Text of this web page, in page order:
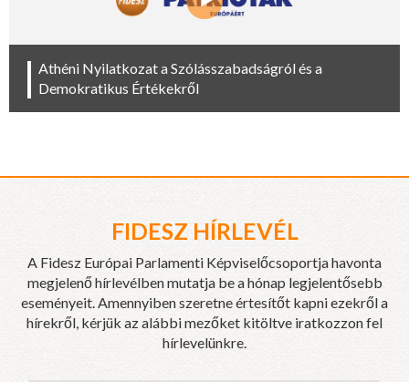
Athéni Nyilatkozat a Szólásszabadságról és a
Demokratikus Értékekről
FIDESZ HÍRLEVÉL
A Fidesz Európai Parlamenti Képviselőcsoportja havonta
megjelenő hírlevélben mutatja be a hónap legjelentősebb
eseményeit. Amennyiben szeretne értesítőt kapni ezekről a
hírekről, kérjük az alábbi mezőket kitöltve iratkozzon fel
hírlevelünkre.